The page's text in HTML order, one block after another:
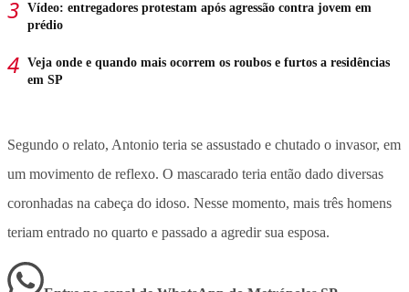
Vídeo: entregadores protestam após agressão contra jovem em
prédio
Veja onde e quando mais ocorrem os roubos e furtos a residências
em SP
Segundo o relato, Antonio teria se assustado e chutado o invasor, em
um movimento de reflexo. O mascarado teria então dado diversas
coronhadas na cabeça do idoso. Nesse momento, mais três homens
teriam entrado no quarto e passado a agredir sua esposa.